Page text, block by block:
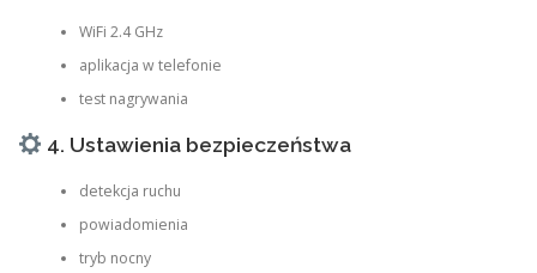
WiFi 2.4 GHz
aplikacja w telefonie
test nagrywania
4. Ustawienia bezpieczeństwa
detekcja ruchu
powiadomienia
tryb nocny